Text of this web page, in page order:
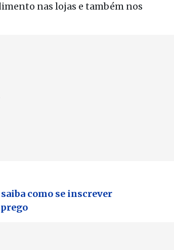
nas lojas e também nos
como se inscrever